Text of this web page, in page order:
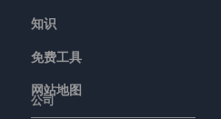
知识
免费工具
网站地图
公司